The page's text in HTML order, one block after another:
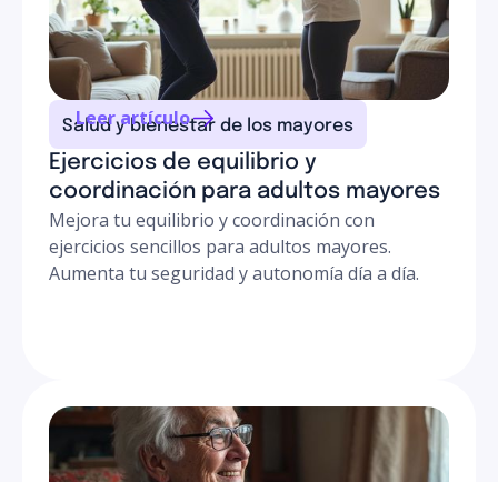
Salud y bienestar de los mayores
Ejercicios de equilibrio y
coordinación para adultos mayores
Mejora tu equilibrio y coordinación con
ejercicios sencillos para adultos mayores.
Aumenta tu seguridad y autonomía día a día.
Leer artículo